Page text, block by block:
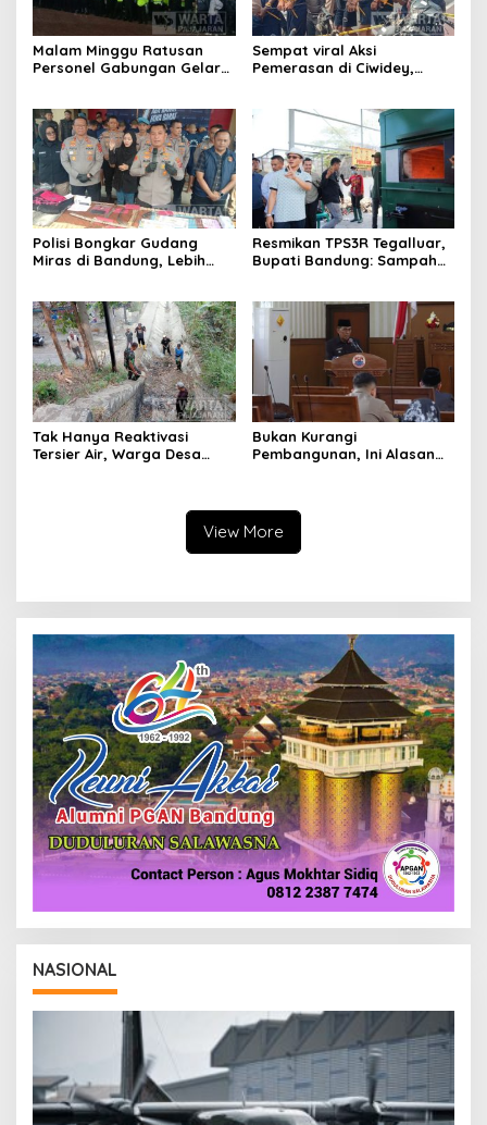
Malam Minggu Ratusan
Personel Gabungan Gelar
Sempat viral Aksi
Pemerasan di Ciwidey,
Polisi Bongkar Gudang
Miras di Bandung, Lebih
Resmikan TPS3R Tegalluar,
Bupati Bandung: Sampah
Tak Hanya Reaktivasi
Tersier Air, Warga Desa
Bukan Kurangi
Pembangunan, Ini Alasan
View More
NASIONAL